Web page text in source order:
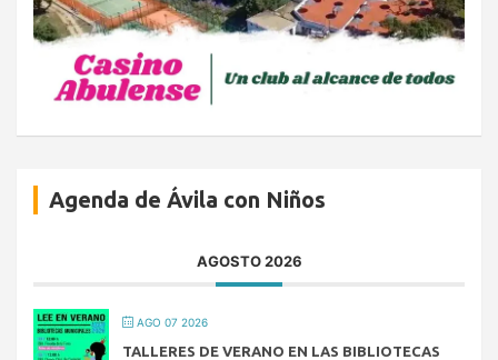
Agenda de Ávila con Niños
AGOSTO 2026
AGO 07 2026
TALLERES DE VERANO EN LAS BIBLIOTECAS